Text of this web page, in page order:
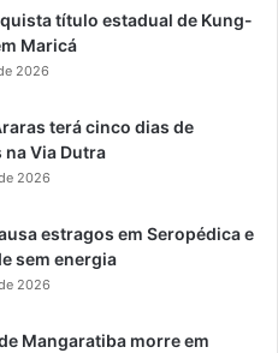
título estadual de Kung-
Maricá
2026
terá cinco dias de
Via Dutra
2026
estragos em Seropédica e
sem energia
2026
Mangaratiba morre em